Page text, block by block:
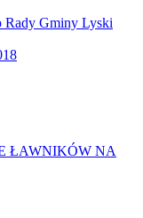
Rady Gminy Lyski
ŁAWNIKÓW NA